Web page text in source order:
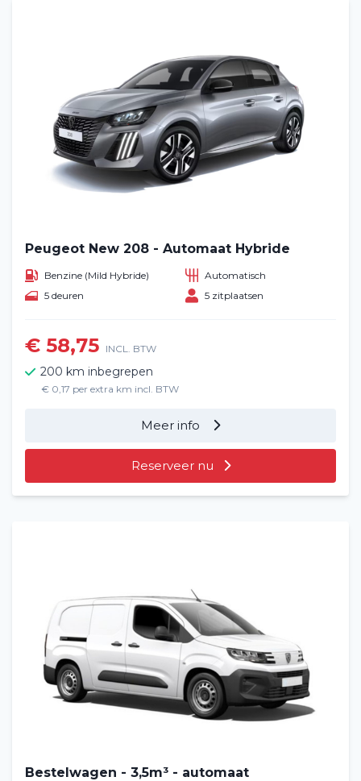
Peugeot New 208 - Automaat Hybride
Benzine (Mild Hybride)
Automatisch
5 deuren
5 zitplaatsen
€ 58,75 INCL. BTW
200 km inbegrepen
€ 0,17 per extra km incl. BTW
Meer info
Reserveer nu
Bestelwagen - 3,5m³ - automaat